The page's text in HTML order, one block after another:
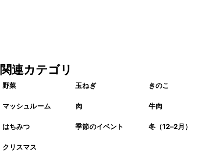
関連カテゴリ
野菜 玉ねぎ きのこ
マッシュルーム 肉 牛肉
はちみつ 季節のイベント 冬（12–2月）
クリスマス